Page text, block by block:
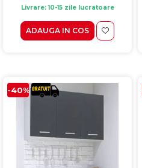
Livrare: 10-15 zile lucratoare
ADAUGA IN COS
-40%